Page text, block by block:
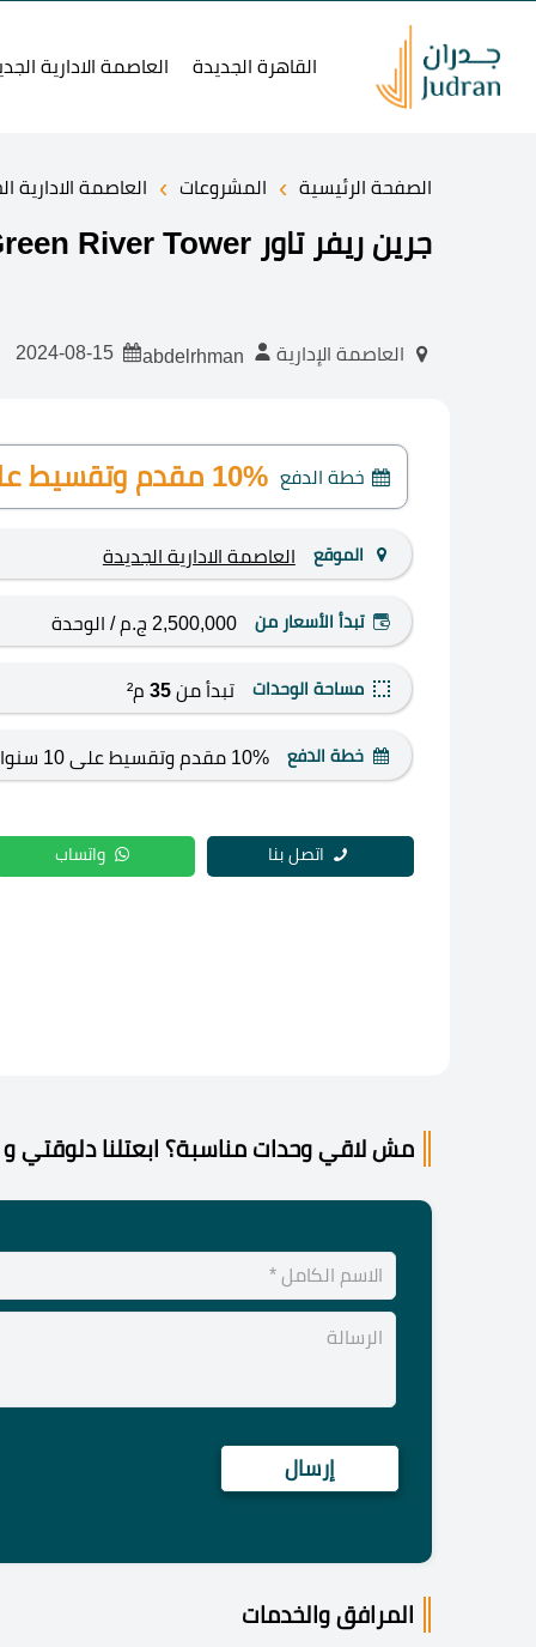
القاهرة الجديدة العاصمة الادارية
الصفحة الرئيسية › المشروعات › العاصمة الادارية
جرين ريفر تاور Green River Tower مقدم 10% من شركة مدن
العاصمة الإدارية
خطة الدفع 10% مقدم وتقسيط على 10 سنوات
الموقع العاصمة الادارية الجديدة
تبدأ الأسعار من 2,500,000 ج.م / الوحدة
مساحة الوحدات تبدأ من35 م²
خطة الدفع 10% مقدم وتقسيط على 10 سنوات
اتصل بنا واتساب
مش لاقي وحدات مناسبة؟ ابعتلنا دلوقتي
المرافق والخدمات